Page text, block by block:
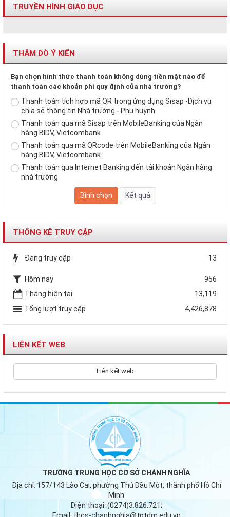
TRUYỀN HÌNH GIÁO DỤC
THĂM DÒ Ý KIẾN
Bạn chọn hình thức thanh toán không dùng tiền mặt nào để
thanh toán các khoản phí quy định của nhà trường?
Thanh toán tích hợp mã QR trong ứng dụng Sisap -Dịch vụ
chia sẻ thông tin Nhà trường - Phụ huynh
Thanh toán qua mã Sisap trên MobileBanking của Ngân
hàng BIDV, Vietcombank
Thanh toán qua mã QRcode trên MobileBanking của Ngân
hàng BIDV, Vietcombank
Thanh toán qua Internet Banking đến tải khoản Ngân hàng
nhà trường
THỐNG KÊ TRUY CẬP
Đang truy cập 13
Hôm nay
956
Tháng hiện tại
13,119
Tổng lượt truy cập
4,426,878
LIÊN KẾT WEB
Liên kết web
TRƯỜNG TRUNG HỌC CƠ SỞ CHÁNH NGHĨA
Địa chỉ: 157/143 Lào Cai, phường Thủ Dầu Một, thành phố Hồ Chí
Minh
Điện thoại: (0274)3.826.721;
Email: thcs-chanhnghia@tptdm.edu.vn